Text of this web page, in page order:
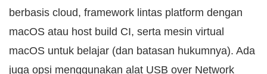
berbasis cloud, framework lintas platform dengan
macOS atau host build CI, serta mesin virtual
macOS untuk belajar (dan batasan hukumnya). Ada
juga opsi menggunakan alat USB over Network